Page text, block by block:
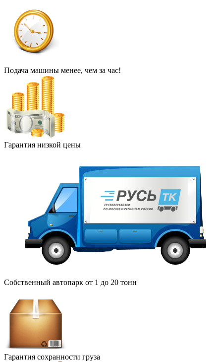
Подача машины менее, чем за час!
Гарантия низкой цены
Собственный автопарк от 1 до 20 тонн
Гарантия сохранности груза